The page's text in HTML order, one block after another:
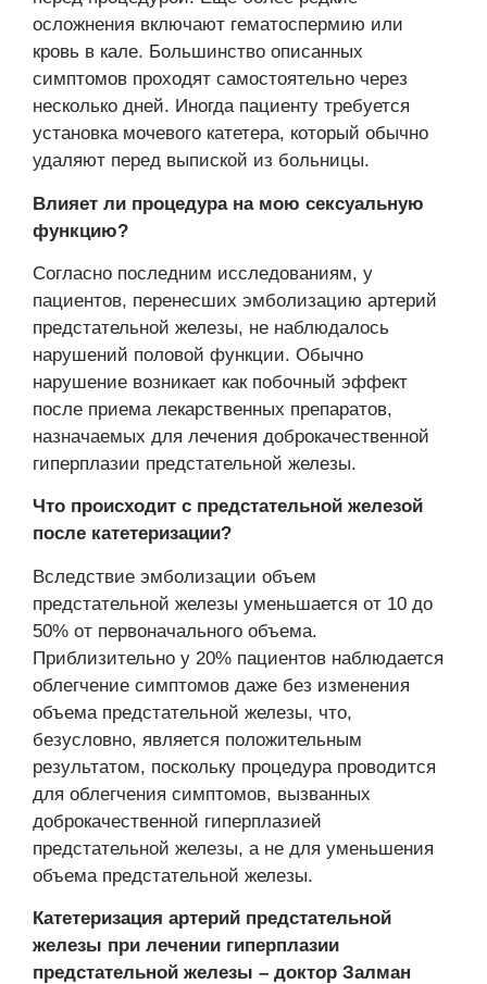
осложнения включают гематоспермию или
кровь в кале. Большинство описанных
симптомов проходят самостоятельно через
несколько дней. Иногда пациенту требуется
установка мочевого катетера, который обычно
удаляют перед выпиской из больницы.
Влияет ли процедура на мою сексуальную
функцию?
Согласно последним исследованиям, у
пациентов, перенесших эмболизацию артерий
предстательной железы, не наблюдалось
нарушений половой функции. Обычно
нарушение возникает как побочный эффект
после приема лекарственных препаратов,
назначаемых для лечения доброкачественной
гиперплазии предстательной железы.
Что происходит с предстательной железой
после катетеризации?
Вследствие эмболизации объем
предстательной железы уменьшается от 10 до
50% от первоначального объема.
Приблизительно у 20% пациентов наблюдается
облегчение симптомов даже без изменения
объема предстательной железы, что,
безусловно, является положительным
результатом, поскольку процедура проводится
для облегчения симптомов, вызванных
доброкачественной гиперплазией
предстательной железы, а не для уменьшения
объема предстательной железы.
Катетеризация артерий предстательной
железы при лечении гиперплазии
предстательной железы – доктор Залман